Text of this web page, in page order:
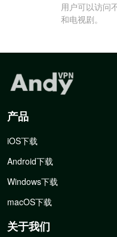
用户可以访问
和电视剧。
产品
iOS下载
Android下载
Windows下载
macOS下载
关于我们